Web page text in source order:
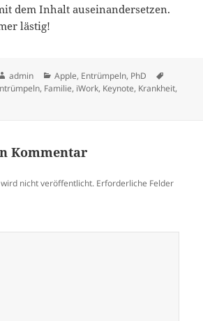
dem Inhalt auseinandersetzen.
lästig!
Autor
admin Kategorien
Apple, Entrümpeln, PhD
, Familie, iWork, Keynote, Krankheit,
Kommentar
nicht veröffentlicht. Erforderliche Felder